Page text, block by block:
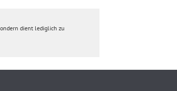
dient lediglich zu